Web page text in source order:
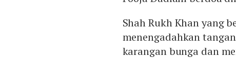
Shah Rukh Khan yang
menengadahkan
karangan bunga dan